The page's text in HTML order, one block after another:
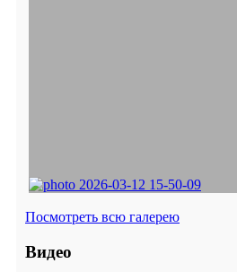
Посмотреть всю галерею
Видео